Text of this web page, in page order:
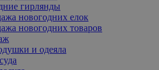
гирлянды
новогодних елок
новогодних товаров
и одеяла